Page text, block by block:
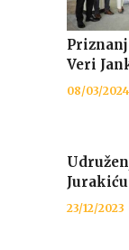
Veri
08/03/2024
Jurakiću
23/12/2023